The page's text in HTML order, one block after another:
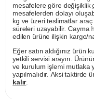
mesafelere göre değişiklik
mesafelerden dolayı
kg ve üzeri teslimatlar
süreleri uzayabilir. Cayma
edilen ürüne ilişkin kargo/
Eğer satın aldığınız ürün
yetkili servisi arayın.
ve kurulum işlemi mutlaka
yapılmalıdır. Aksi taktirde
kalır.